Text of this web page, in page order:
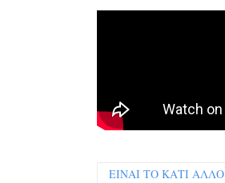
ΕΙΝΑΙ ΤΟ ΚΑΤΙ ΑΛΛΟ